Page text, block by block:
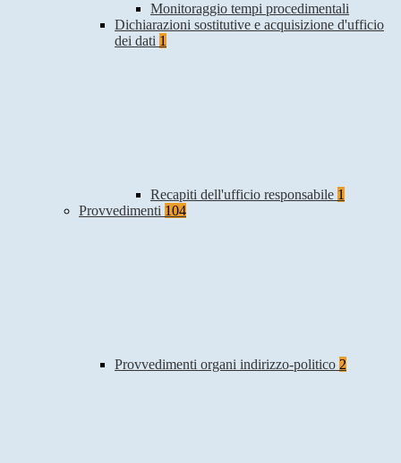
Monitoraggio tempi procedimentali
Dichiarazioni sostitutive e acquisizione d'ufficio
dei dati 1
Recapiti dell'ufficio responsabile 1
Provvedimenti 104
Provvedimenti organi indirizzo-politico 2